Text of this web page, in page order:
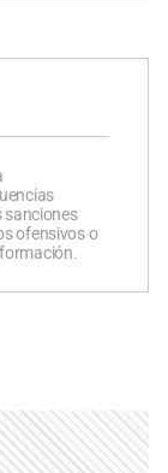
sanciones
ofensivos o